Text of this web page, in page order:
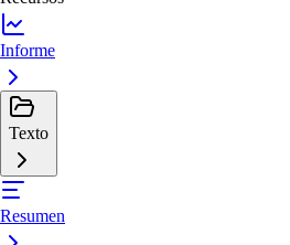
Informe
Texto
Resumen